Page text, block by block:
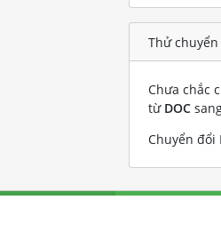
Thử
Chưa chắc
từ DOC
Chuyển đổi